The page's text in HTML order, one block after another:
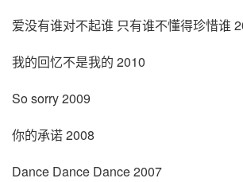
爱没有谁对不起谁 只有谁不懂得珍惜谁
我的回忆不是我的 2010
So sorry 2009
你的承诺 2008
Dance Dance Dance 2007